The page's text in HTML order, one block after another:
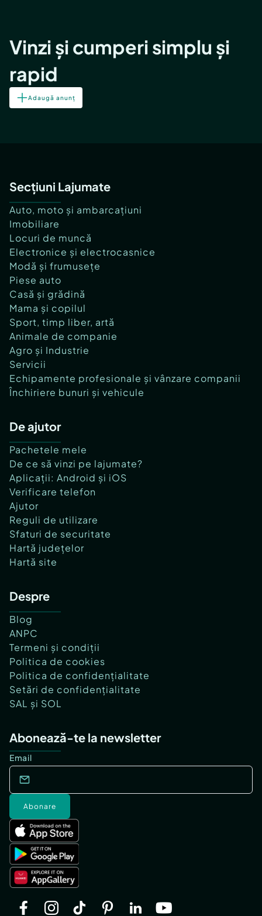
Vinzi și cumperi simplu și
rapid
Adaugă anunț
Secțiuni Lajumate
Auto, moto și ambarcațiuni
Imobiliare
Locuri de muncă
Electronice și electrocasnice
Modă și frumusețe
Piese auto
Casă și grădină
Mama și copilul
Sport, timp liber, artă
Animale de companie
Agro și Industrie
Servicii
Echipamente profesionale și vânzare companii
Închiriere bunuri și vehicule
De ajutor
Pachetele mele
De ce să vinzi pe lajumate?
Aplicații: Android și iOS
Verificare telefon
Ajutor
Reguli de utilizare
Sfaturi de securitate
Hartă județelor
Hartă site
Despre
Blog
ANPC
Termeni și condiții
Politica de cookies
Politica de confidențialitate
Setări de confidențialitate
SAL și SOL
Abonează-te la newsletter
Email
Abonare